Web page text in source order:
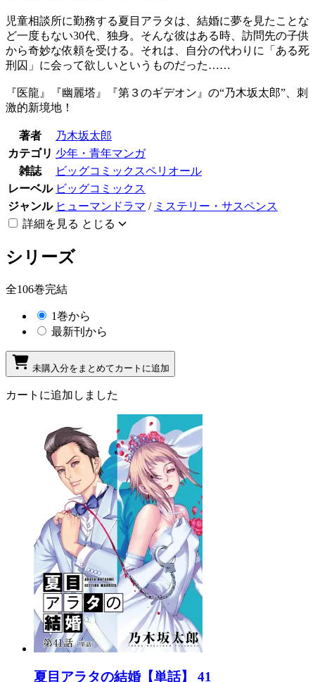
児童相談所に勤務する夏目アラタは、結婚に夢を見たことな
ど一度もない30代、独身。そんな彼はある時、訪問先の子供
から奇妙な依頼を受ける。それは、自分の代わりに「ある死
刑囚」に会って欲しいというものだった……
『医龍』『幽麗塔』『第３のギデオン』の“乃木坂太郎”、刺
激的新境地！
著者
乃木坂太郎
カテゴリ 少年・青年マンガ
雑誌
ビッグコミックスペリオール
レーベル ビッグコミックス
ジャンル ヒューマンドラマ / ミステリー・サスペンス
詳細を見る とじる
シリーズ
全106巻完結
1巻から
最新刊から
未購入分をまとめてカートに追加
カートに追加しました
夏目アラタの結婚【単話】 41